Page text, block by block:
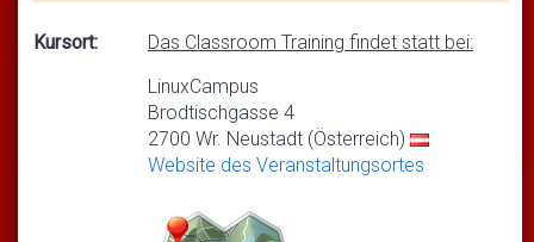
Kursort:
Das Classroom Training findet statt bei:
LinuxCampus
Brodtischgasse 4
2700 Wr. Neustadt (Österreich)
Website des Veranstaltungsortes